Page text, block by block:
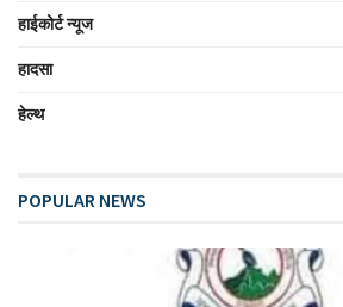
हाईकोर्ट न्यूज
हादसा
हेल्थ
POPULAR NEWS